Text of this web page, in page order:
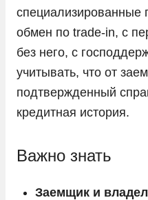
Subaru
Suzuki
Tank
Volvo
специализированные
обмен по trade-in, с
без него, с
учитывать, что от
подтвержденный
кредитная история.
Важно знать
Заемщик и